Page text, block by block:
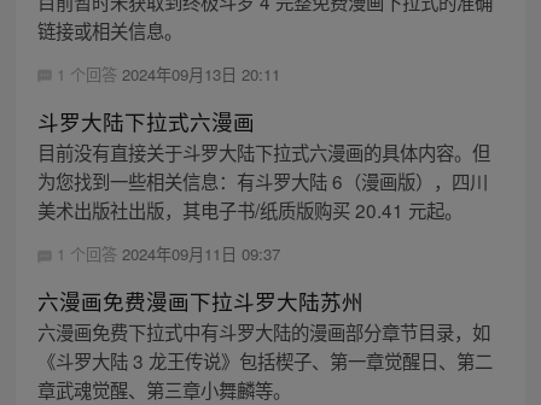
链接或相关信息。
1 个回答 2024年09月13日 20:11
斗罗大陆下拉式六漫画
目前没有直接关于斗罗大陆下拉式六漫画的具体内容。但
为您找到一些相关信息：有斗罗大陆 6（漫画版），四川
美术出版社出版，其电子书/纸质版购买 20.41 元起。
1 个回答 2024年09月11日 09:37
六漫画免费漫画下拉斗罗大陆苏州
六漫画免费下拉式中有斗罗大陆的漫画部分章节目录，如
《斗罗大陆 3 龙王传说》包括楔子、第一章觉醒日、第二
章武魂觉醒、第三章小舞麟等。